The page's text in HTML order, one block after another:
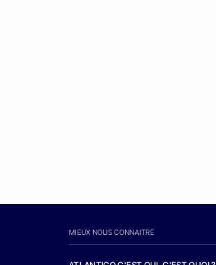
MIEUX NOUS CONNAITRE